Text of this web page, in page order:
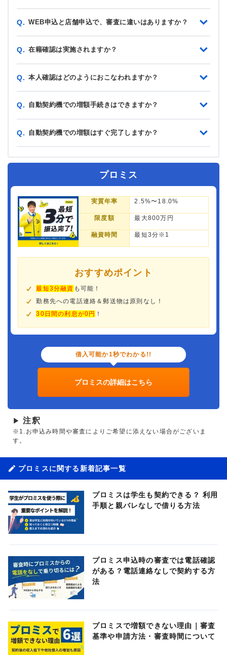
Q. WEB申込と店舗申込で、審査に違いはありますか？
Q. 在籍確認は実施されますか？
Q. 本人確認はどのようにおこなわれますか？
Q. 自動契約機での増額手続きはできますか？
Q. 自動契約機での増額はすぐ完了しますか？
プロミス
実質年率 2.5%〜18.0%
限度額 最大800万円
融資時間 最短3分※1
おすすめポイント
最短3分融資 も可能！
勤務先への電話連絡＆郵送物は原則なし！
30日間の利息が0円 ！
借入可能か1秒でわかる!!
プロミスの詳細はこちら
▶ 注釈
※1.お申込み時間や審査によりご希望に添えない場合がございま
す。
プロミスに関する新着記事一覧
プロミスは学生も契約できる？ 利用
手順と親バレなしで借りる方法
プロミス申込時の審査では電話確認
がある？電話連絡なしで契約する方
法
プロミスで増額できない理由｜審査
基準や申請方法・審査時間について